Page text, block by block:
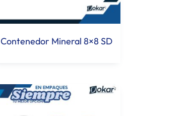
Contenedor Mineral 8×8 SD